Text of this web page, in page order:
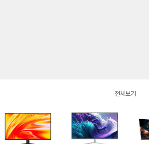
전체보기